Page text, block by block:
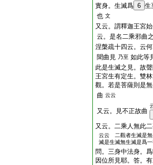
實身。生滅爲 6 生
也 文
又云。謂釋迦王宮
云。是名二乘邪曲
涅槃疏十四云。云
聞曲見 乃至 如此等
此是生滅之見。故
王宮生有定生。雙
觀。若是菩薩則是
曲 云云
又云。見不正故曲
又云。二乘人無此
云云 二觀者生滅是無
滅是生滅無生滅是爲
問。三身中法身。
因位所見耶。答。